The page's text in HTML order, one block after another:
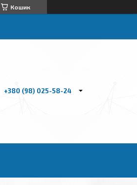
Кошик
+380 (98) 025-58-24